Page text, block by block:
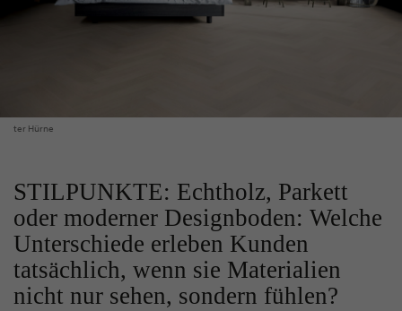
ter Hürne
STILPUNKTE: Echtholz, Parkett
oder moderner Designboden: Welche
Unterschiede erleben Kunden
tatsächlich, wenn sie Materialien
nicht nur sehen, sondern fühlen?